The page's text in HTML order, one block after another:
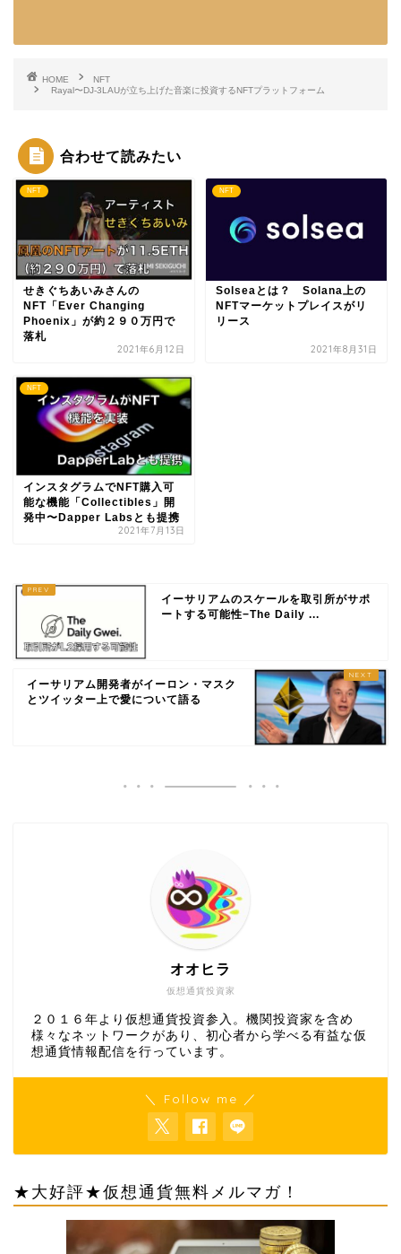
HOME
NFT
Rayal〜DJ-3LAUが立ち上げた音楽に投資するNFTプラットフォーム
合わせて読みたい
NFT
せきぐちあいみさんの
NFT「Ever Changing
Phoenix」が約２９０万円で
落札
2021年6月12日
NFT
Solseaとは？ Solana上の
NFTマーケットプレイスがリ
リース
2021年8月31日
NFT
インスタグラムでNFT購入可
能な機能「Collectibles」開
発中〜Dapper Labsとも提携
2021年7月13日
イーサリアムのスケールを取引所がサポ
ートする可能性−The Daily ...
イーサリアム開発者がイーロン・マスク
とツイッター上で愛について語る
仮想通貨投資家
オオヒラ
２０１６年より仮想通貨投資参入。機関投資家を含め
様々なネットワークがあり、初心者から学べる有益な仮
想通貨情報配信を行っています。
＼ Follow me ／
★大好評★仮想通貨無料メルマガ！